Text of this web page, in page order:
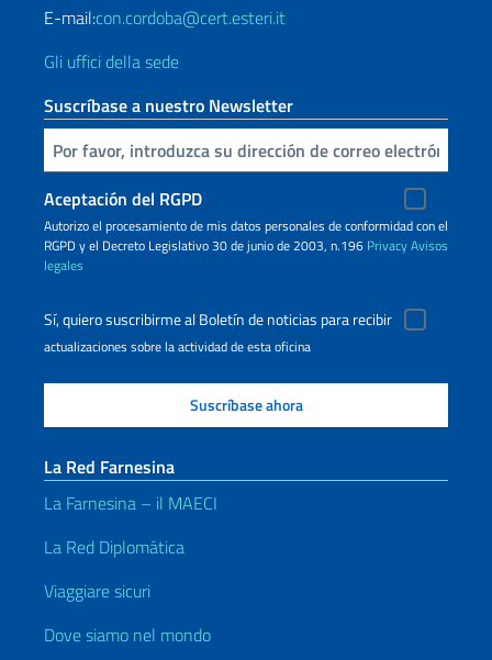
E-mail:con.cordoba@cert.esteri.it
Gli uffici della sede
Suscríbase a nuestro Newsletter
Inserta tu correo electronico
Aceptación del RGPD
Autorizo ​​el procesamiento de mis datos personales de conformidad con el
RGPD y el Decreto Legislativo 30 de junio de 2003, n.196 PrivacyAvisos
legales
Sí, quiero suscribirme al Boletín de noticias para recibir
actualizaciones sobre la actividad de esta oficina
La Red Farnesina
La Farnesina – il MAECI
La Red Diplomática
Viaggiare sicuri
Dove siamo nel mondo